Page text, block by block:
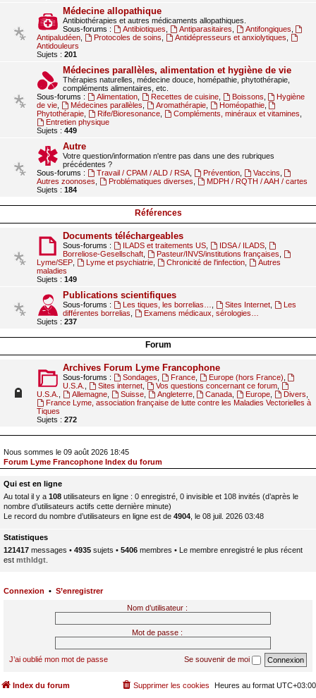
Médecine allopathique
Antibiothérapies et autres médicaments allopathiques.
Sous-forums :
Antibiotiques Antiparasitaires Antifongiques
Antipaludéen
Protocoles de soins Antidépresseurs et anxiolytiques
Antidouleurs
Sujets : 201
Médecines parallèles, alimentation et hygiène de vie
Thérapies naturelles, médecine douce, homépathie, phytothérapie,
compléments alimentaires, etc.
Sous-forums :
Alimentation, Recettes de cuisine, Boissons
Hygiène
de vie
Médecines parallèles Aromathérapie, Homéopathie,
Phytothérapie
Rife/Bioresonance, Compléments, minéraux et vitamines
Entretien physique
Sujets : 449
Autre
Votre question/information n'entre pas dans une des rubriques
précédentes ?
Sous-forums :
Travail / CPAM / ALD / RSA, Prévention, Vaccins
Autres zoonoses
Problématiques diverses
MDPH / RQTH / AAH / cartes
Sujets : 184
Références
Documents téléchargeables
Sous-forums : ILADS et traitements US, IDSA / ILADS,
Borreliose-Gesellschaft
Pasteur/INVS/institutions françaises
Lyme/SEP
Lyme et psychiatrie, Chronicité de l'infection,
Autres
maladies
Sujets : 149
Publications scientifiques
Sous-forums : Les tiques, les borrelias… Sites Internet,
Les
différentes borrelias
Examens médicaux, sérologies…
Sujets : 237
Forum
Archives Forum Lyme Francophone
Sous-forums : Sondages France, Europe (hors France)
U.S.A.
Sites internet, Vos questions concernant ce forum,
U.S.A.
Allemagne, Suisse, Angleterre, Canada Europe Divers
France Lyme, association française de lutte contre les Maladies Vectorielles à
Tiques
Sujets : 272
Nous sommes le 09 août 2026 18:45
Forum Lyme Francophone Index du forum
Qui est en ligne
Au total il y a 108 utilisateurs en ligne : 0 enregistré, 0 invisible et 108 invités (d’après le
nombre d’utilisateurs actifs cette dernière minute)
Le record du nombre d’utilisateurs en ligne est de 4904 , le 08 juil. 2026 03:48
Statistiques
121417 messages • 4935 sujets • 5406 membres • Le membre enregistré le plus récent
est mthldgt
Connexion • S’enregistrer
Nom d’utilisateur :
Mot de passe :
J’ai oublié mon mot de passe Se souvenir de moi
Index du forum Heures au format UTC+03:00
Supprimer les cookies